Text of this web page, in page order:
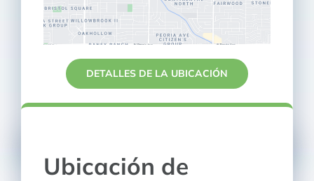
DETALLES DE LA UBICACIÓN
Ubicación de